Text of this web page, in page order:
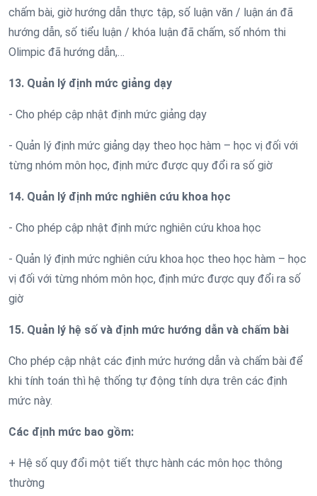
chấm bài, giờ hướng dẫn thực tập, số luận văn / luận án đã
hướng dẫn, số tiểu luận / khóa luận đã chấm, số nhóm thi
Olimpic đã hướng dẫn,…
13. Quản lý định mức giảng dạy
- Cho phép cập nhật định mức giảng dạy
- Quản lý định mức giảng dạy theo học hàm – học vị đối với
từng nhóm môn học, định mức được quy đổi ra số giờ
14. Quản lý định mức nghiên cứu khoa học
- Cho phép cập nhật định mức nghiên cứu khoa học
- Quản lý định mức nghiên cứu khoa học theo học hàm – học
vị đối với từng nhóm môn học, định mức được quy đổi ra số
giờ
15. Quản lý hệ số và định mức hướng dẫn và chấm bài
Cho phép cập nhật các định mức hướng dẫn và chấm bài để
khi tính toán thì hệ thống tự động tính dựa trên các định
mức này.
Các định mức bao gồm:
+ Hệ số quy đổi một tiết thực hành các môn học thông
thường